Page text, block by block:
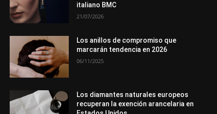
italiano BMC
21/07/2026
Los anillos de compromiso que
marcarán tendencia en 2026
06/11/2025
Los diamantes naturales europeos
recuperan la exención arancelaria en